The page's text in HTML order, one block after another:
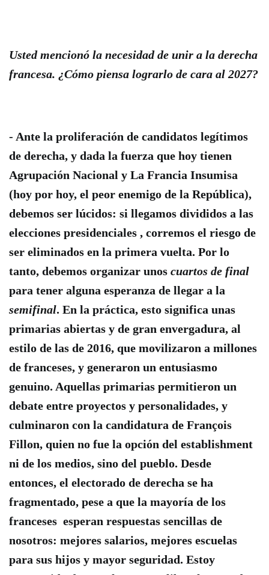
Usted mencionó la necesidad de unir a la derecha
francesa. ¿Cómo piensa lograrlo de cara al 2027?
- Ante la proliferación de candidatos legítimos
de derecha, y dada la fuerza que hoy tienen
Agrupación Nacional y La Francia Insumisa
(hoy por hoy, el peor enemigo de la República),
debemos ser lúcidos: si llegamos divididos a las
elecciones presidenciales , corremos el riesgo de
ser eliminados en la primera vuelta. Por lo
tanto, debemos organizar unos cuartos de final
para tener alguna esperanza de llegar a la
semifinal. En la práctica, esto significa unas
primarias abiertas y de gran envergadura, al
estilo de las de 2016, que movilizaron a millones
de franceses, y generaron un entusiasmo
genuino. Aquellas primarias permitieron un
debate entre proyectos y personalidades, y
culminaron con la candidatura de François
Fillon, quien no fue la opción del establishment
ni de los medios, sino del pueblo. Desde
entonces, el electorado de derecha se ha
fragmentado, pese a que la mayoría de los
franceses esperan respuestas sencillas de
nosotros: mejores salarios, mejores escuelas
para sus hijos y mayor seguridad. Estoy